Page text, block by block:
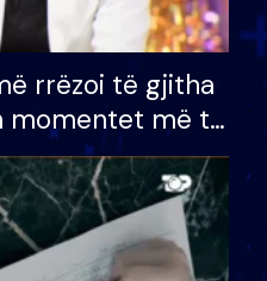
rrëzoi të gjitha
momentet më të
BB VIP: Do më
kur…